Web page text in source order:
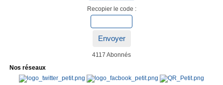
Recopier le code :
Envoyer
4117 Abonnés
Nos réseaux